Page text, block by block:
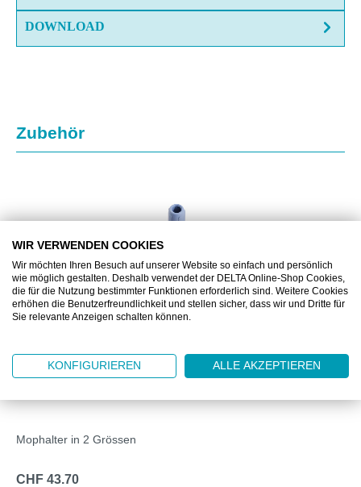
DOWNLOAD
Produktgalerie überspringen
Zubehör
VIL171332
Mophalter in 2 Grössen
CHF 43.70
WIR VERWENDEN COOKIES
Wir möchten Ihren Besuch auf unserer Website so einfach und persönlich
wie möglich gestalten. Deshalb verwendet der DELTA Online-Shop Cookies,
die für die Nutzung bestimmter Funktionen erforderlich sind. Weitere Cookies
erhöhen die Benutzerfreundlichkeit und stellen sicher, dass wir und Dritte für
Sie relevante Anzeigen schalten können.
KONFIGURIEREN ALLE AKZEPTIEREN